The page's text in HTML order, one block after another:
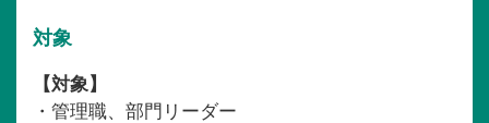
対象
【対象】
・管理職、部門リーダー